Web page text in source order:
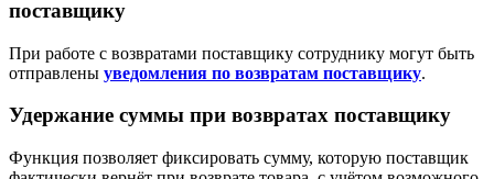
поставщику
При работе с возвратами поставщику сотруднику могут быть
отправлены уведомления по возвратам поставщику.
Удержание суммы при возвратах поставщику
Функция позволяет фиксировать сумму, которую поставщик